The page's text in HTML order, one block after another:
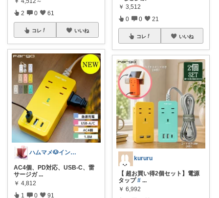
2 0 61
コレ いいね
ハムマメ🐶インテリア・キッチン🌸
AC4個、PD対応、USB-C、雷
サージガ ...
￥ 4,812
1 0 91
￥ 3,512
0 0 21
コレ いいね
kururu
【 超お買い得2個セット】電源
タップ# ...
￥ 6,992